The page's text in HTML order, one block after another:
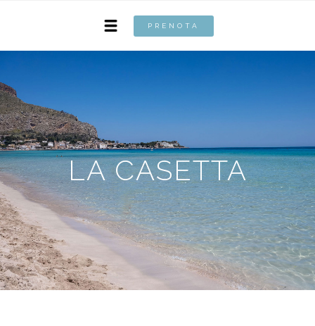
PRENOTA
LA CASETTA